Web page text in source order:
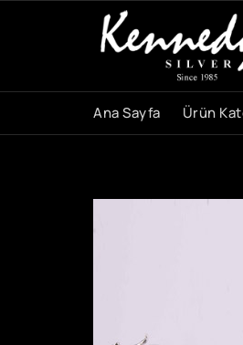
Ana Sayfa Ürün